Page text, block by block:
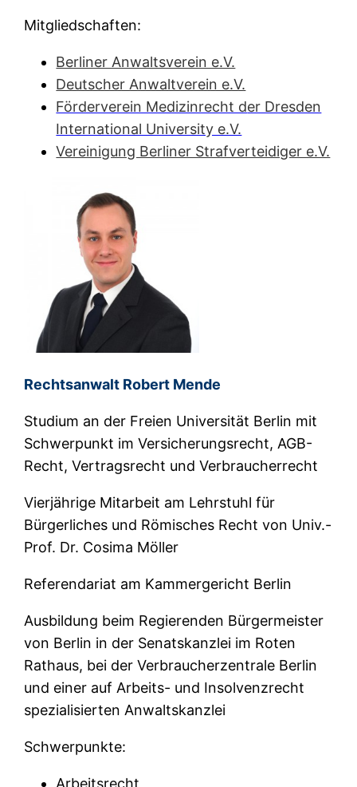
Mitgliedschaften:
Berliner Anwaltsverein e.V.
Deutscher Anwaltverein e.V.
Förderverein Medizinrecht der Dresden
International University e.V.
Vereinigung Berliner Strafverteidiger e.V.
Rechtsanwalt Robert Mende
Studium an der Freien Universität Berlin mit
Schwerpunkt im Versicherungsrecht, AGB-
Recht, Vertragsrecht und Verbraucherrecht
Vierjährige Mitarbeit am Lehrstuhl für
Bürgerliches und Römisches Recht von Univ.-
Prof. Dr. Cosima Möller
Referendariat am Kammergericht Berlin
Ausbildung beim Regierenden Bürgermeister
von Berlin in der Senatskanzlei im Roten
Rathaus, bei der Verbraucherzentrale Berlin
und einer auf Arbeits- und Insolvenzrecht
spezialisierten Anwaltskanzlei
Schwerpunkte:
Arbeitsrecht